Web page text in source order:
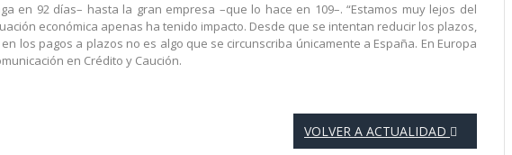
en 92 días– hasta la gran empresa –que lo hace en 109–. “Estamos muy lejos del
económica apenas ha tenido impacto. Desde que se intentan reducir los plazos,
los pagos a plazos no es algo que se circunscriba únicamente a España. En Europa
en Crédito y Caución.
VOLVER A ACTUALIDAD